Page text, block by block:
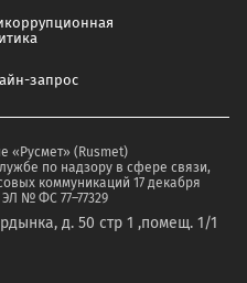
запрос
«Русмет» (Rusmet)
по надзору в сфере связи,
коммуникаций 17 декабря
ЭЛ № ФС 77–77329
д. 50 стр 1 ,помещ. 1/1